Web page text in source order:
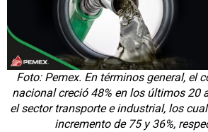
Foto: Pemex. En términos general, el
nacional creció 48% en los últimos 20
el sector transporte e industrial, los
incremento de 75 y 36%,